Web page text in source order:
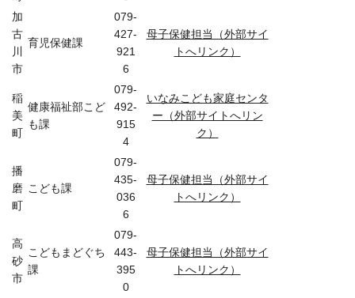
加
古
川
市
育児保健課
079-
427-
921
6
母子保健担当（外部サイ
トへリンク）
稲
美
町
健康福祉部こど
も課
079-
492-
915
4
いなみこども家庭センタ
ー（外部サイトへリン
ク）
播
磨
町
こども課
079-
435-
036
6
母子保健担当（外部サイ
トへリンク）
高
砂
市
こどもまどぐち
課
079-
443-
395
0
母子保健担当（外部サイ
トへリンク）